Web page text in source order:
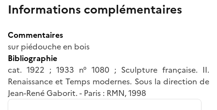
Informations complémentaires
Commentaires
sur piédouche en bois
Bibliographie
cat. 1922 ; 1933 n° 1080 ; Sculpture française. II.
Renaissance et Temps modernes. Sous la direction de
Jean-René Gaborit. - Paris : RMN, 1998